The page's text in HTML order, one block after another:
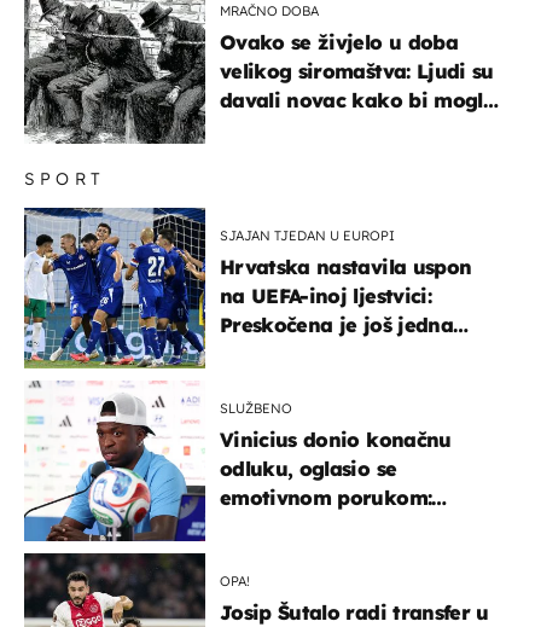
SPORT
SJAJAN TJEDAN U EUROPI
Hrvatska nastavila uspon
na UEFA-inoj ljestvici:
Preskočena je još jedna
SLUŽBENO
Vinicius donio konačnu
odluku, oglasio se
emotivnom porukom:
OPA!
Josip Šutalo radi transfer u
MRAČNO DOBA
Ovako se živjelo u doba
velikog siromaštva: Ljudi su
davali novac kako bi mogli